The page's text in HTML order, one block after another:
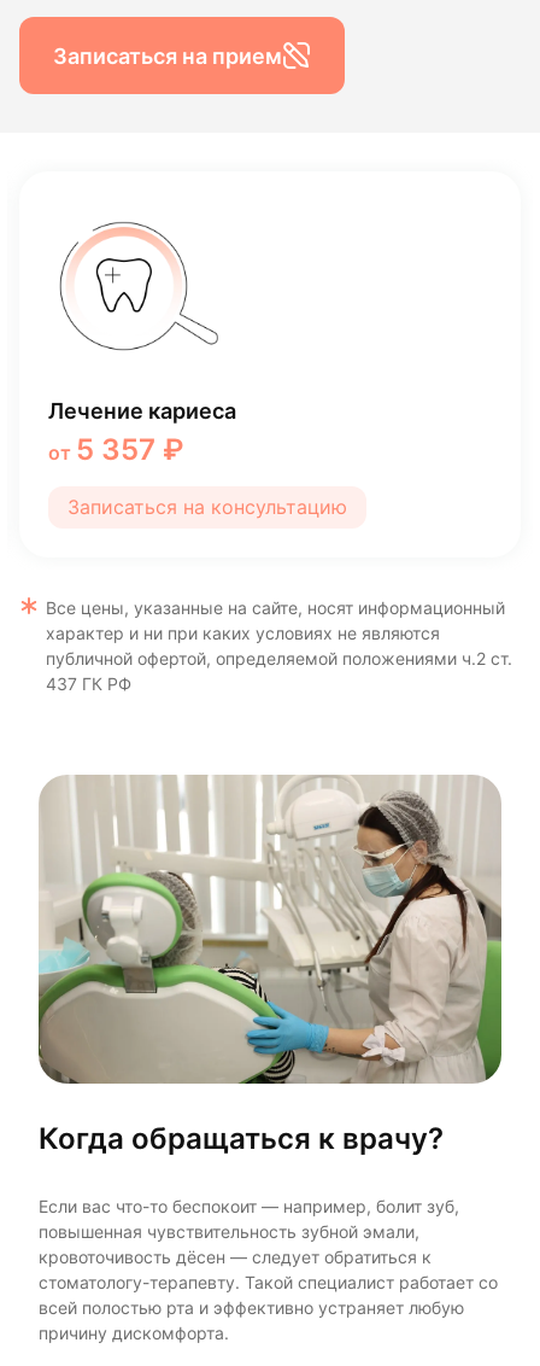
Записаться на прием
Эстетические реставрации зубов
от 12 550 ₽
Записаться на консультацию
Все цены, указанные на сайте, носят информационный
характер и ни при каких условиях не являются
публичной офертой, определяемой положениями ч.2 ст.
437 ГК РФ
Когда обращаться к врачу?
Если вас что-то беспокоит — например, болит зуб,
повышенная чувствительность зубной эмали,
кровоточивость дёсен — следует обратиться к
стоматологу-терапевту. Такой специалист работает со
всей полостью рта и эффективно устраняет любую
причину дискомфорта.